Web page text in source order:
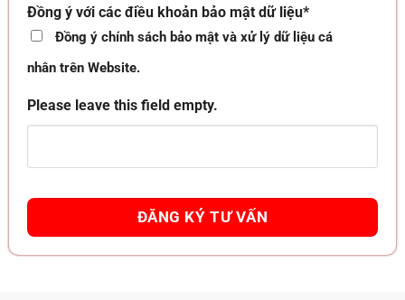
Đồng ý với các điều khoản bảo mật dữ liệu*
Đồng ý chính sách bảo mật và xử lý dữ liệu cá
nhân trên Website.
Please leave this field empty.